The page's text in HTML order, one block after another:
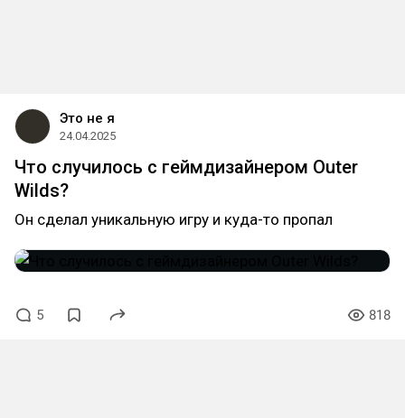
Это не я
24.04.2025
Что случилось с геймдизайнером Outer
Wilds?
Он сделал уникальную игру и куда-то пропал
5 818